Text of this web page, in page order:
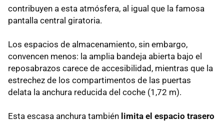
contribuyen a esta atmósfera, al igual que la famosa
pantalla central giratoria.
Los espacios de almacenamiento, sin embargo,
convencen menos: la amplia bandeja abierta bajo el
reposabrazos carece de accesibilidad, mientras que la
estrechez de los compartimentos de las puertas
delata la anchura reducida del coche (1,72 m).
Esta escasa anchura también limita el espacio trasero